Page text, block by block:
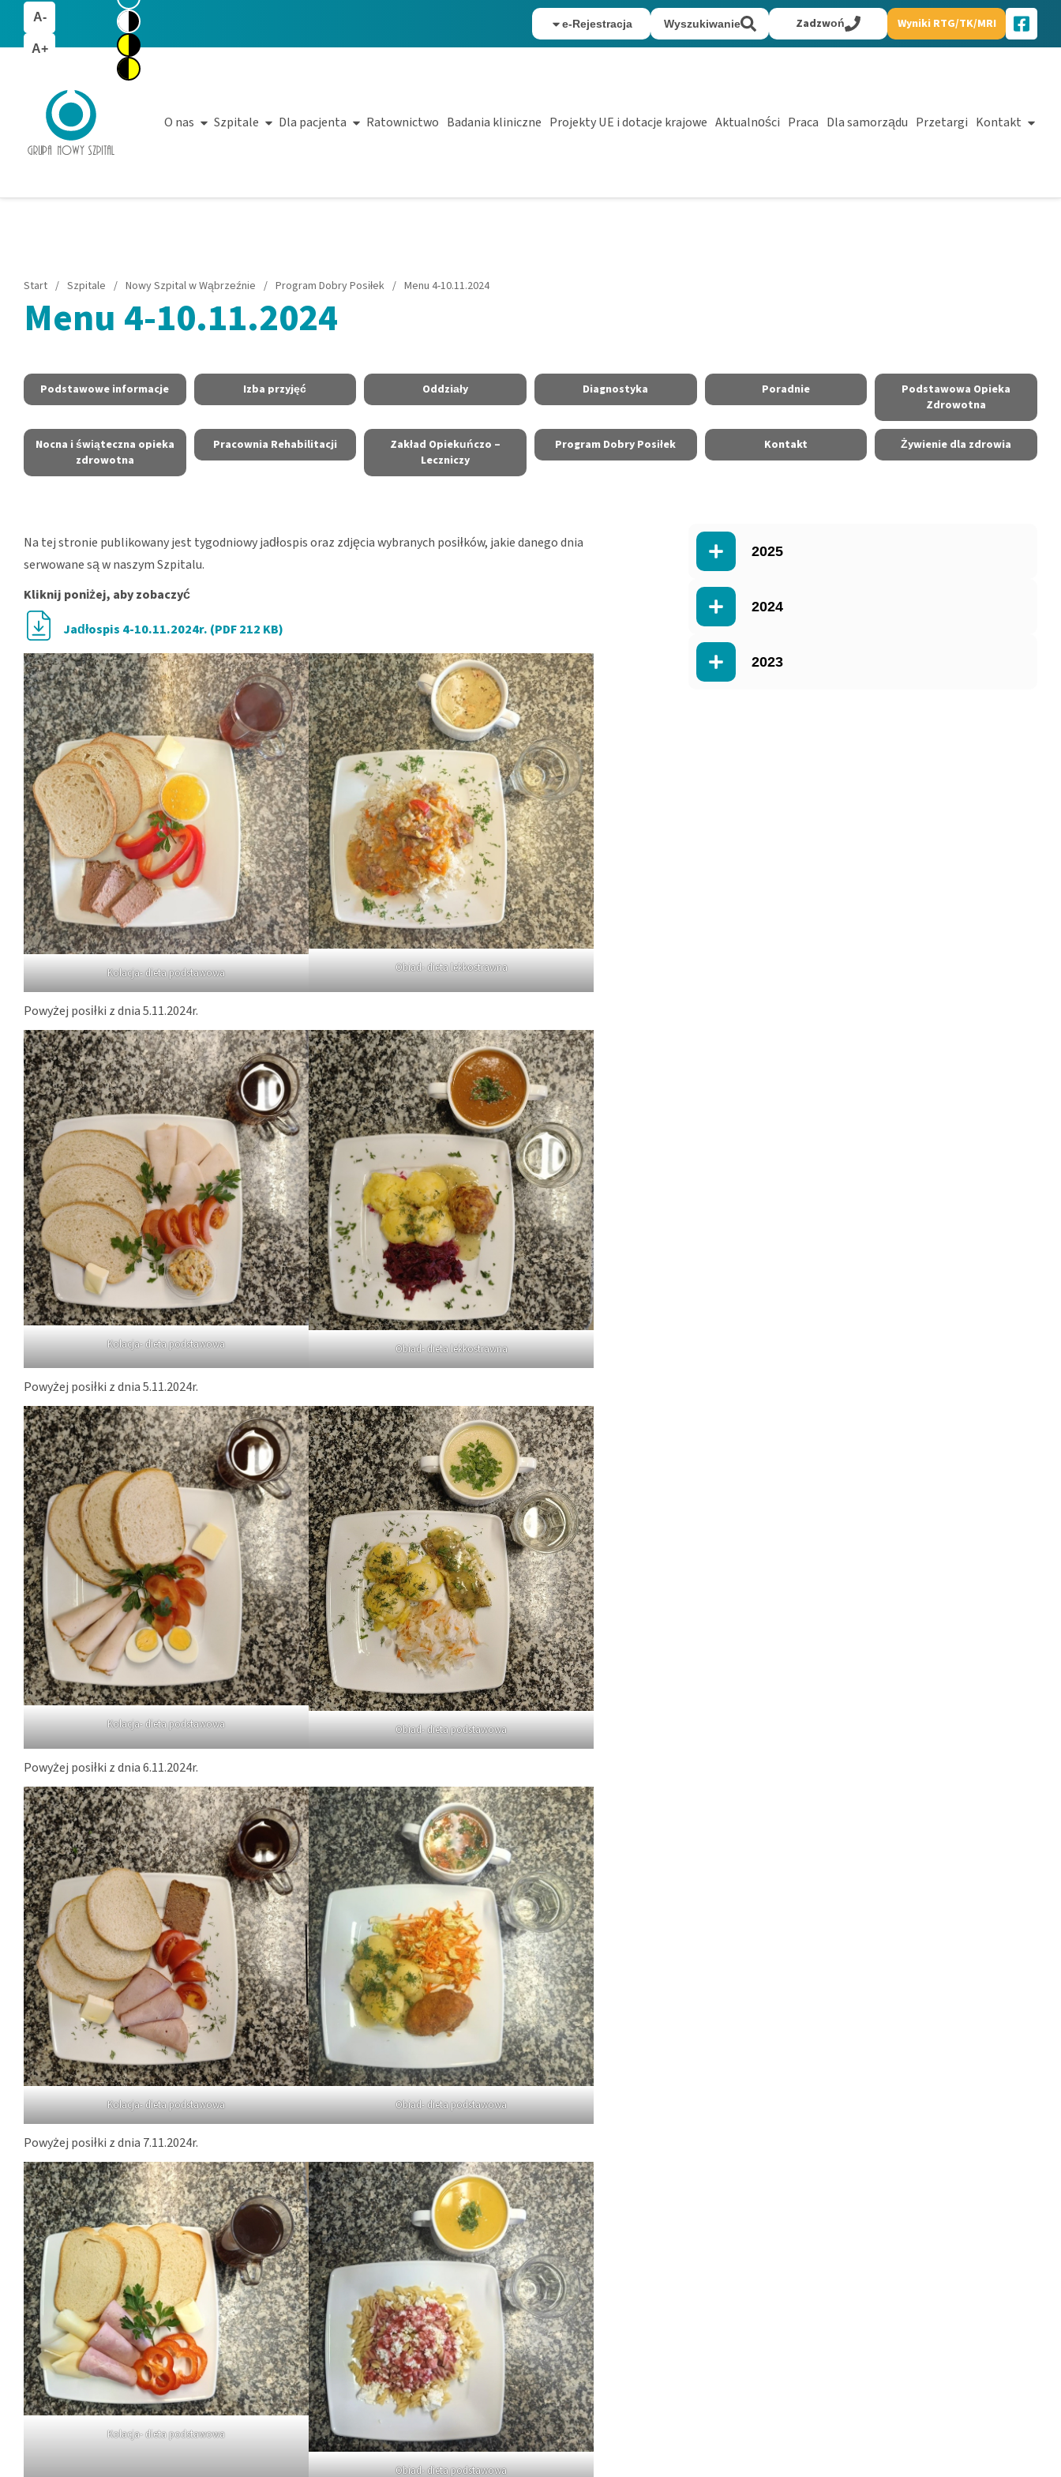
A-
A+
e-Rejestracja Wyszukiwanie Zadzwoń Wyniki RTG/TK/MRI
O nas Szpitale Dla pacjenta Ratownictwo Badania kliniczne Projekty UE i dotacje krajowe Aktualności Praca Dla samorządu Przetargi Kontakt
Start / Szpitale / Nowy Szpital w Wąbrzeźnie / Program Dobry Posiłek / Menu 4-10.11.2024
Menu 4-10.11.2024
Podstawowe informacje Izba przyjęć Oddziały Diagnostyka Poradnie
Podstawowa Opieka
Zdrowotna
Nocna i świąteczna opieka
zdrowotna
Pracownia Rehabilitacji
Zakład Opiekuńczo –
Leczniczy
Program Dobry Posiłek Kontakt Żywienie dla zdrowia
Na tej stronie publikowany jest tygodniowy jadłospis oraz zdjęcia wybranych posiłków, jakie danego dnia
serwowane są w naszym Szpitalu.
Kliknij poniżej, aby zobaczyć
Jadłospis 4-10.11.2024r. (PDF 212 KB)
Kolacja- dieta podstawowa Obiad- dieta lekkostrawna
Powyżej posiłki z dnia 5.11.2024r.
Kolacja- dieta podstawowa Obiad- dieta lekkostrawna
Powyżej posiłki z dnia 5.11.2024r.
Kolacja- dieta podstawowa Obiad- dieta podstawowa
Powyżej posiłki z dnia 6.11.2024r.
Kolacja- dieta podstawowa Obiad- dieta podstawowa
Powyżej posiłki z dnia 7.11.2024r.
Kolacja- dieta podstawowa
Obiad- dieta podstawowa
2025
2024
2023